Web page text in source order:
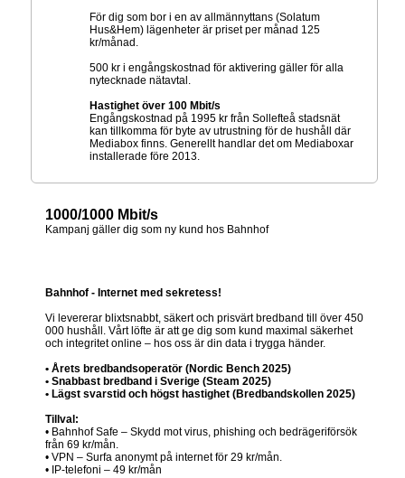
För dig som bor i en av allmännyttans (Solatum
Hus&Hem) lägenheter är priset per månad 125
kr/månad.
500 kr i engångskostnad för aktivering gäller för alla
nytecknade nätavtal.
Hastighet över 100 Mbit/s
Engångskostnad på 1995 kr från Sollefteå stadsnät
kan tillkomma för byte av utrustning för de hushåll där
Mediabox finns. Generellt handlar det om Mediaboxar
installerade före 2013.
1000/1000 Mbit/s
Kampanj gäller dig som ny kund hos Bahnhof
Bahnhof - Internet med sekretess!
Vi levererar blixtsnabbt, säkert och prisvärt bredband till över 450
000 hushåll. Vårt löfte är att ge dig som kund maximal säkerhet
och integritet online – hos oss är din data i trygga händer.
• Årets bredbandsoperatör (Nordic Bench 2025)
• Snabbast bredband i Sverige (Steam 2025)
• Lägst svarstid och högst hastighet (Bredbandskollen 2025)
Tillval:
• Bahnhof Safe – Skydd mot virus, phishing och bedrägeriförsök
från 69 kr/mån.
• VPN – Surfa anonymt på internet för 29 kr/mån.
• IP-telefoni – 49 kr/mån